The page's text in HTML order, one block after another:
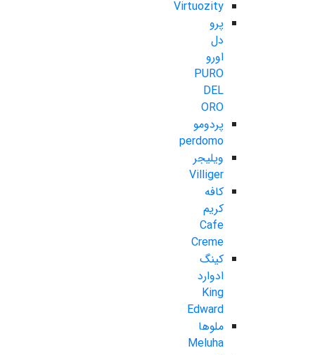
Virtuozity
پرو
دل
اورو
PURO
DEL
ORO
پردومو
perdomo
ویلیجر
Villiger
کافه
کریم
Cafe
Creme
کینگ
ادوارد
King
Edward
ملوها
Meluha